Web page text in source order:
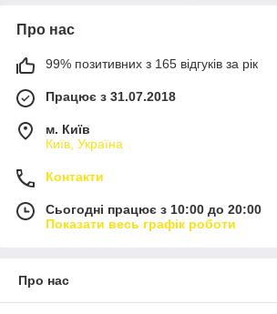
Про нас
99% позитивних з 165 відгуків за рік
Працює з 31.07.2018
м. Київ
Київ, Україна
Контакти
Сьогодні працює з 10:00 до 20:00
Показати весь графік роботи
Про нас